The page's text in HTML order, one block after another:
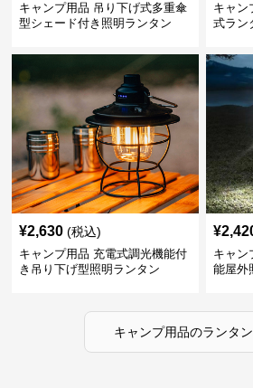
キャンプ用品 吊り下げ式多重傘
型シェード付き照明ランタン
キャン
式ラン
¥2,630 (税込)
キャンプ用品 充電式調光機能付
き吊り下げ型照明ランタン
¥
キャン
能屋外
キャンプ用品のランタン